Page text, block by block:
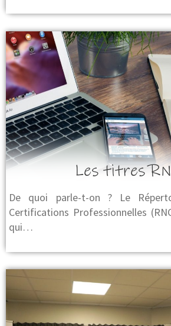
Les titres
De quoi parle-t-on ? Le
Certifications Professionnelles
qui…